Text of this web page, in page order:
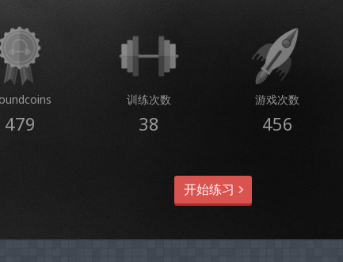
479
训练次数
38
游戏次数
456
开始练习